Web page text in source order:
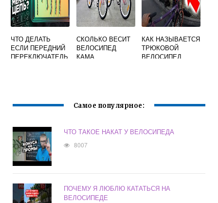
ЧТО ДЕЛАТЬ
ЕСЛИ ПЕРЕДНИЙ
ПЕРЕКЛЮЧАТЕЛЬ
СКОЛЬКО ВЕСИТ
ВЕЛОСИПЕД
КАМА
КАК НАЗЫВАЕТСЯ
ТРЮКОВОЙ
ВЕЛОСИПЕД
Самое популярное:
ЧТО ТАКОЕ НАКАТ У ВЕЛОСИПЕДА
8007
ПОЧЕМУ Я ЛЮБЛЮ КАТАТЬСЯ НА
ВЕЛОСИПЕДЕ